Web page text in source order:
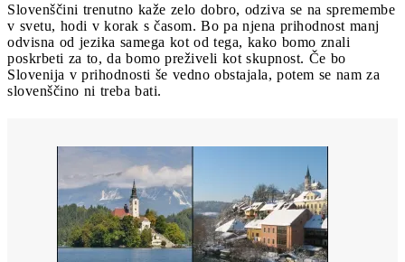
Slovenščini trenutno kaže zelo dobro, odziva se na spremembe
v svetu, hodi v korak s časom. Bo pa njena prihodnost manj
odvisna od jezika samega kot od tega, kako bomo znali
poskrbeti za to, da bomo preživeli kot skupnost. Če bo
Slovenija v prihodnosti še vedno obstajala, potem se nam za
slovenščino ni treba bati.